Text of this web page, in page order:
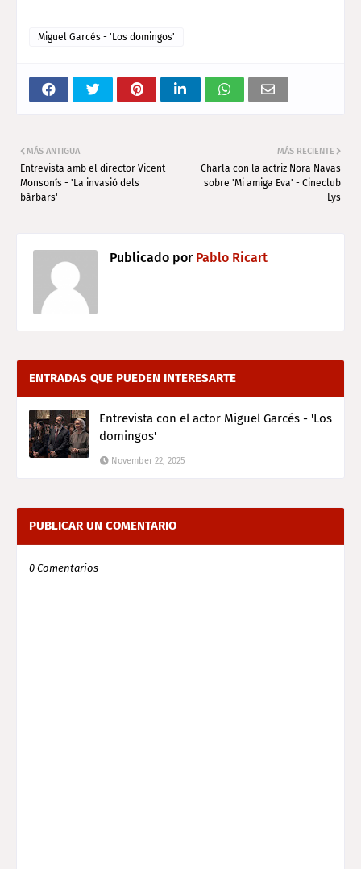
Miguel Garcés - 'Los domingos'
MÁS RECIENTE
Charla con la actriz Nora Navas
sobre 'Mi amiga Eva' - Cineclub
Lys
MÁS ANTIGUA
Entrevista amb el director Vicent
Monsonís - 'La invasió dels
bàrbars'
Publicado porPablo Ricart
ENTRADAS QUE PUEDEN INTERESARTE
Entrevista con el actor Miguel Garcés - 'Los
domingos'
November 22, 2025
PUBLICAR UN COMENTARIO
0 Comentarios